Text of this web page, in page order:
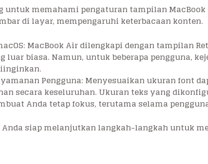
untuk memahami pengaturan tampilan
di layar, mempengaruhi keterbacaan konten.
MacBook Air dilengkapi dengan tampilan
biasa. Namun, untuk beberapa pengguna,
Pengguna: Menyesuaikan ukuran font
secara keseluruhan. Ukuran teks yang
Anda tetap fokus, terutama selama
siap melanjutkan langkah-langkah untuk